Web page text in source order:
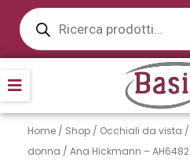
contenuto
Products
search
Home / Shop / Occhiali da vista /
donna / Ana Hickmann – AH6482